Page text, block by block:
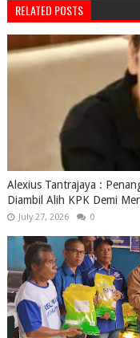
RELATED POSTS
Alexius Tantrajaya :
Diambil Alih KPK Demi
July 27, 2026 0